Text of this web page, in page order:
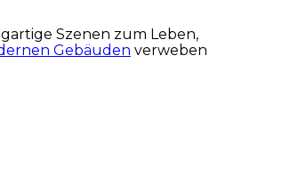
Szenen zum Leben,
Gebäuden verweben